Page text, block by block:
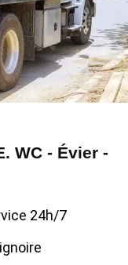
WC - Évier -
24h/7